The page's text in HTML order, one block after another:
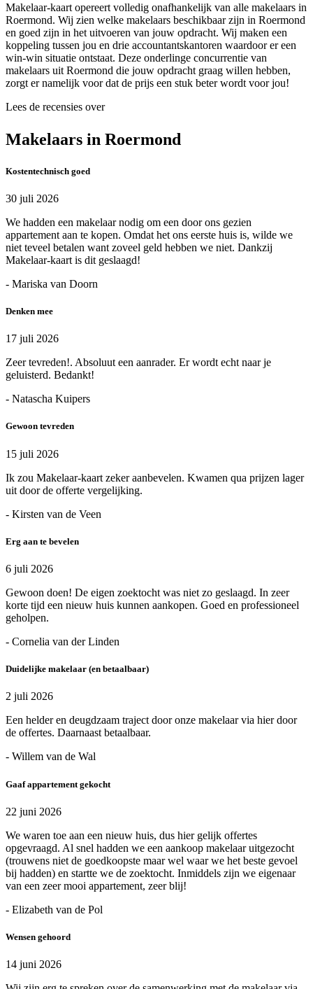
Makelaar-kaart opereert volledig onafhankelijk van alle makelaars in
Roermond. Wij zien welke makelaars beschikbaar zijn in Roermond
en goed zijn in het uitvoeren van jouw opdracht. Wij maken een
koppeling tussen jou en drie accountantskantoren waardoor er een
win-win situatie ontstaat. Deze onderlinge concurrentie van
makelaars uit Roermond die jouw opdracht graag willen hebben,
zorgt er namelijk voor dat de prijs een stuk beter wordt voor jou!
Lees de recensies over
Makelaars in Roermond
Kostentechnisch goed
30 juli 2026
We hadden een makelaar nodig om een door ons gezien
appartement aan te kopen. Omdat het ons eerste huis is, wilde we
niet teveel betalen want zoveel geld hebben we niet. Dankzij
Makelaar-kaart is dit geslaagd!
- Mariska van Doorn
Denken mee
17 juli 2026
Zeer tevreden!. Absoluut een aanrader. Er wordt echt naar je
geluisterd. Bedankt!
- Natascha Kuipers
Gewoon tevreden
15 juli 2026
Ik zou Makelaar-kaart zeker aanbevelen. Kwamen qua prijzen lager
uit door de offerte vergelijking.
- Kirsten van de Veen
Erg aan te bevelen
6 juli 2026
Gewoon doen! De eigen zoektocht was niet zo geslaagd. In zeer
korte tijd een nieuw huis kunnen aankopen. Goed en professioneel
geholpen.
- Cornelia van der Linden
Duidelijke makelaar (en betaalbaar)
2 juli 2026
Een helder en deugdzaam traject door onze makelaar via hier door
de offertes. Daarnaast betaalbaar.
- Willem van de Wal
Gaaf appartement gekocht
22 juni 2026
We waren toe aan een nieuw huis, dus hier gelijk offertes
opgevraagd. Al snel hadden we een aankoop makelaar uitgezocht
(trouwens niet de goedkoopste maar wel waar we het beste gevoel
bij hadden) en startte we de zoektocht. Inmiddels zijn we eigenaar
van een zeer mooi appartement, zeer blij!
- Elizabeth van de Pol
Wensen gehoord
14 juni 2026